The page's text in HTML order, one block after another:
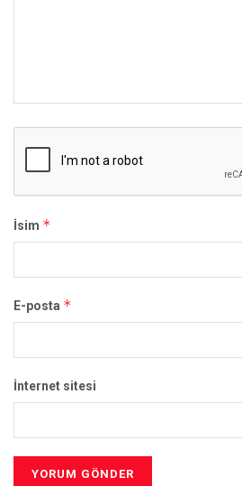
İsim *
E-posta *
İnternet sitesi